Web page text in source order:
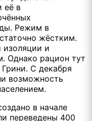
её в
Режим в
жёстким.
изоляции и
Однако рацион тут
С декабря
возможность
в начале
переведены 400